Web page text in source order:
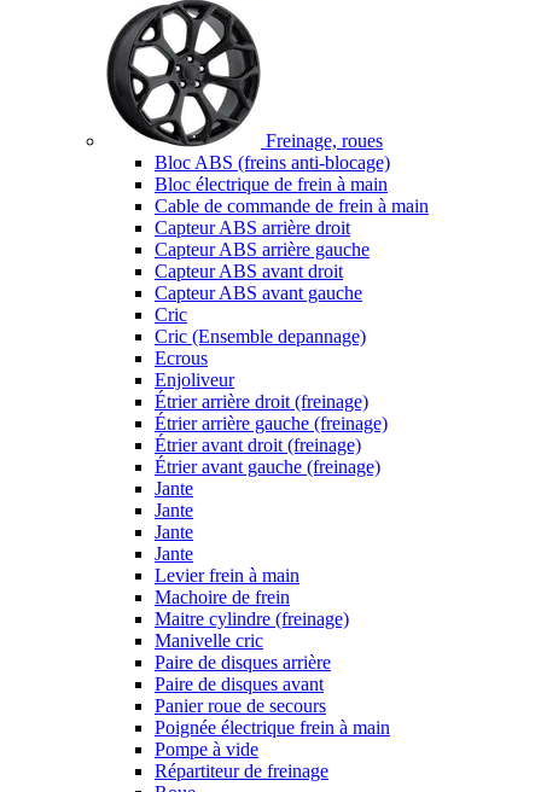
Freinage, roues
Bloc ABS (freins anti-blocage)
Bloc électrique de frein à main
Cable de commande de frein à main
Capteur ABS arrière droit
Capteur ABS arrière gauche
Capteur ABS avant droit
Capteur ABS avant gauche
Cric
Cric (Ensemble depannage)
Ecrous
Enjoliveur
Étrier arrière droit (freinage)
Étrier arrière gauche (freinage)
Étrier avant droit (freinage)
Étrier avant gauche (freinage)
Jante
Jante
Jante
Jante
Levier frein à main
Machoire de frein
Maitre cylindre (freinage)
Manivelle cric
Paire de disques arrière
Paire de disques avant
Panier roue de secours
Poignée électrique frein à main
Pompe à vide
Répartiteur de freinage